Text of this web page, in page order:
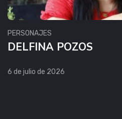
PERSONAJES
DELFINA POZOS
6 de julio de 2026